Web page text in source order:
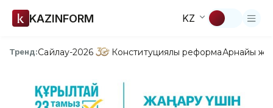
KAZINFORM KZ
Тренд:Сайлау-2026 Конституциялық реформаАрнайы